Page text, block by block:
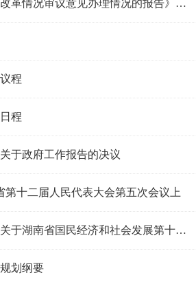
关于《湖南省人民政府关于全省农村金融改革情况审议意见办理情况的报告》的审议意见
程
程
于政府工作报告的决议
十二届人民代表大会第五次会议上
湖南省第十二届人民代表大会第五次会议关于湖南省国民经济和社会发展第十三个五年规划纲要的决议
划纲要